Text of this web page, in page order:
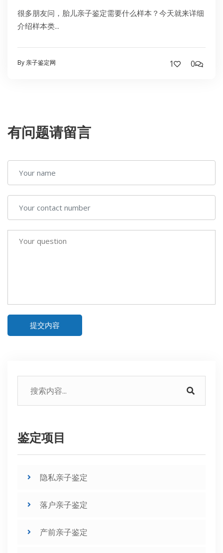
很多朋友问，胎儿亲子鉴定需要什么样本？今天就来详细
介绍样本类...
By 亲子鉴定网 1 0
有问题请留言
提交内容
鉴定项目
隐私亲子鉴定
落户亲子鉴定
产前亲子鉴定